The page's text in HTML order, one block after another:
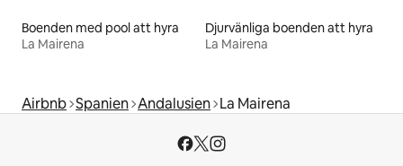
Boenden med pool att hyra
La Mairena
Djurvänliga boenden att hyra
La Mairena
Airbnb Spanien Andalusien La Mairena